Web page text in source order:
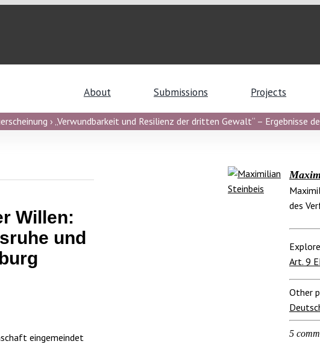
About Submissions Projects
› „Verwundbarkeit und Resilienz der dritten Gewalt“ – Ergebnisse
Willen:
und
eingemeindet
des
Art. 9
Other
5